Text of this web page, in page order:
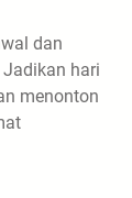
dan
hari
menonton